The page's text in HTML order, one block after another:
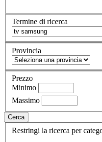
Termine di ricerca
Provincia
Prezzo
Minimo
Massimo
Cerca
Restringi la ricerca per